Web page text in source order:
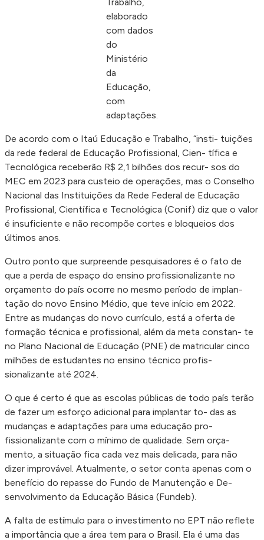
elaborado
com dados
do
Ministério
da
Educação,
com
adaptações.
De acordo com o Itaú Educação e Trabalho, “insti- tuições
da rede federal de Educação Profissional, Cien- tífica e
Tecnológica receberão R$ 2,1 bilhões dos recur- sos do
MEC em 2023 para custeio de operações, mas o Conselho
Nacional das Instituições da Rede Federal de Educação
Profissional, Científica e Tecnológica (Conif) diz que o valor
é insuficiente e não recompõe cortes e bloqueios dos
últimos anos.
Outro ponto que surpreende pesquisadores é o fato de
que a perda de espaço do ensino profissionalizante no
orçamento do país ocorre no mesmo período de implan-
tação do novo Ensino Médio, que teve início em 2022.
Entre as mudanças do novo currículo, está a oferta de
formação técnica e profissional, além da meta constan- te
no Plano Nacional de Educação (PNE) de matricular cinco
milhões de estudantes no ensino técnico profis-
sionalizante até 2024.
O que é certo é que as escolas públicas de todo país terão
de fazer um esforço adicional para implantar to- das as
mudanças e adaptações para uma educação pro-
fissionalizante com o mínimo de qualidade. Sem orça-
mento, a situação fica cada vez mais delicada, para não
dizer improvável. Atualmente, o setor conta apenas com o
benefício do repasse do Fundo de Manutenção e De-
senvolvimento da Educação Básica (Fundeb).
A falta de estímulo para o investimento no EPT não reflete
a importância que a área tem para o Brasil. Ela é uma das